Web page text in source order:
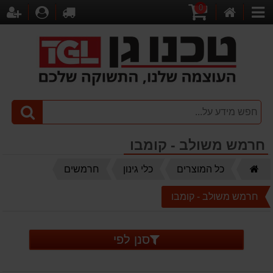
קטגוריות
הבית
0
לקופה
חרמש משולב - קומבו
כל המוצרים כלי גינון חרמשים
חרמש משולב - קומבו
סנן לפי